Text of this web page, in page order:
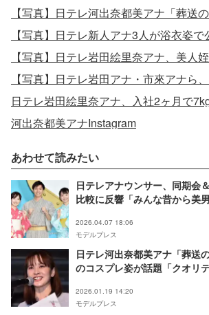
【写真】日テレ新人アナ3人が浴衣姿
【写真】日テレ岩田アナ・市來アナら
日テレ岩田絵里奈アナ、入社2ヶ月で
河出奈都美アナInstagram
あわせて読みたい
日テレアナウンサー、同期会
比較に反響「みんな昔から美
2026.04.07 18:06
モデルプレス
日テレ河出奈都美アナ「葬送
のコスプレ姿が話題「クオリ
2026.01.19 14:20
モデルプレス